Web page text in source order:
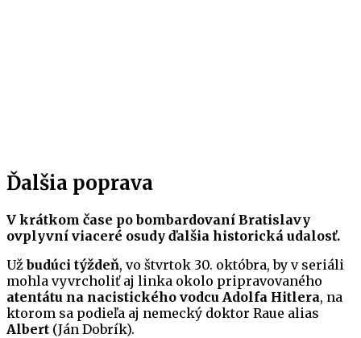
Ďalšia poprava
V krátkom čase po bombardovaní Bratislavy
ovplyvní viaceré osudy ďalšia historická udalosť.
Užbudúci týždeň, vo štvrtok 30. októbra, by v seriáli
mohla vyvrcholiť aj linka okolo pripravovaného
atentátu na nacistického vodcu Adolfa Hitlera, na
ktorom sa podieľa aj nemecký doktor Raue alias
Albert (Ján Dobrík).